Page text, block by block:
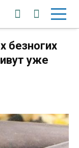
безногих
уже